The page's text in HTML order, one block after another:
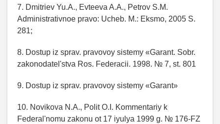
7. Dmitriev Yu.A., Evteeva A.A., Petrov S.M.
Administrativnoe pravo: Ucheb. M.: Eksmo, 2005 S.
281;
8. Dostup iz sprav. pravovoy sistemy «Garant. Sobr.
zakonodatel'stva Ros. Federacii. 1998. № 7, st. 801
9. Dostup iz sprav. pravovoy sistemy «Garant»
10. Novikova N.A., Polit O.I. Kommentariy k
Federal'nomu zakonu ot 17 iyulya 1999 g. № 176-FZ